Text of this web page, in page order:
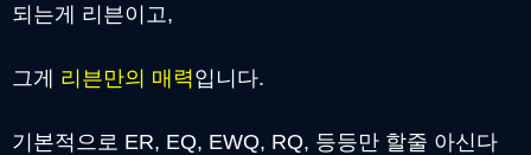
되는게 리븐이고,
그게 리븐만의 매력입니다.
기본적으로 ER, EQ, EWQ, RQ, 등등만 할줄 아신다